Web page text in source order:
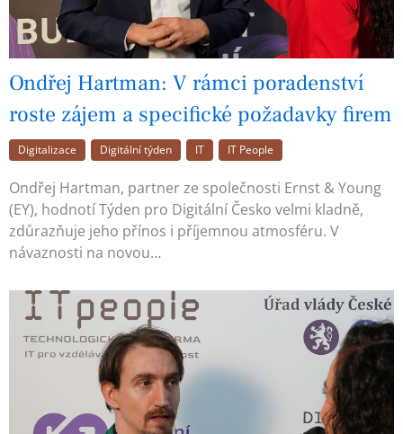
Ondřej Hartman: V rámci poradenství
roste zájem a specifické požadavky firem
Digitalizace Digitální týden IT IT People
Ondřej Hartman, partner ze společnosti Ernst & Young
(EY), hodnotí Týden pro Digitální Česko velmi kladně,
zdůrazňuje jeho přínos i příjemnou atmosféru. V
návaznosti na novou…